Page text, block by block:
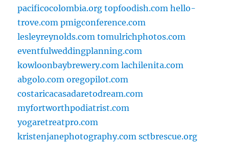
pacificocolombia.org topfoodish.com hello-
trove.com pmigconference.com
lesleyreynolds.com tomulrichphotos.com
eventfulweddingplanning.com
kowloonbaybrewery.com lachilenita.com
abgolo.com oregopilot.com
costaricacasadaretodream.com
myfortworthpodiatrist.com
yogaretreatpro.com
kristenjanephotography.com sctbrescue.org